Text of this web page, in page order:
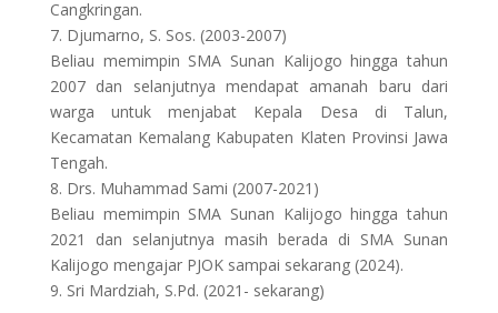
Cangkringan.
7. Djumarno, S. Sos. (2003-2007)
Beliau memimpin SMA Sunan Kalijogo hingga tahun
2007 dan selanjutnya mendapat amanah baru dari
warga untuk menjabat Kepala Desa di Talun,
Kecamatan Kemalang Kabupaten Klaten Provinsi Jawa
Tengah.
8. Drs. Muhammad Sami (2007-2021)
Beliau memimpin SMA Sunan Kalijogo hingga tahun
2021 dan selanjutnya masih berada di SMA Sunan
Kalijogo mengajar PJOK sampai sekarang (2024).
9. Sri Mardziah, S.Pd. (2021- sekarang)